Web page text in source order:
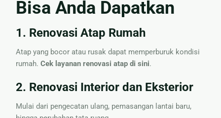
Bisa Anda Dapatkan
1. Renovasi Atap Rumah
Atap yang bocor atau rusak dapat memperburuk kondisi
rumah.Cek layanan renovasi atap di sini.
2. Renovasi Interior dan Eksterior
Mulai dari pengecatan ulang, pemasangan lantai baru,